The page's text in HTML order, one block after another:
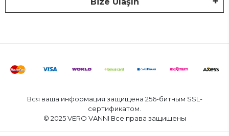
Вся ваша информация защищена 256-битным SSL-
сертификатом.
© 2025 VERO VANNI Все права защищены